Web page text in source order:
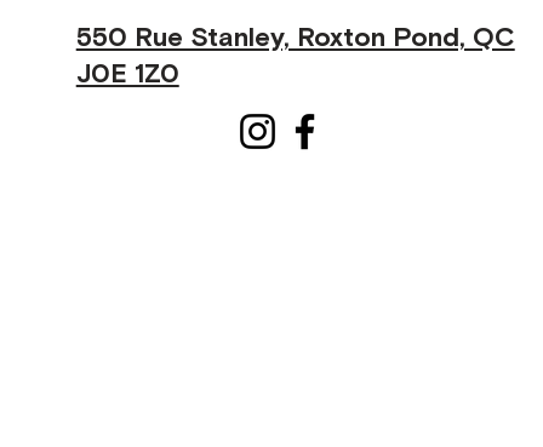
550 Rue Stanley, Roxton Pond, QC
J0E 1Z0